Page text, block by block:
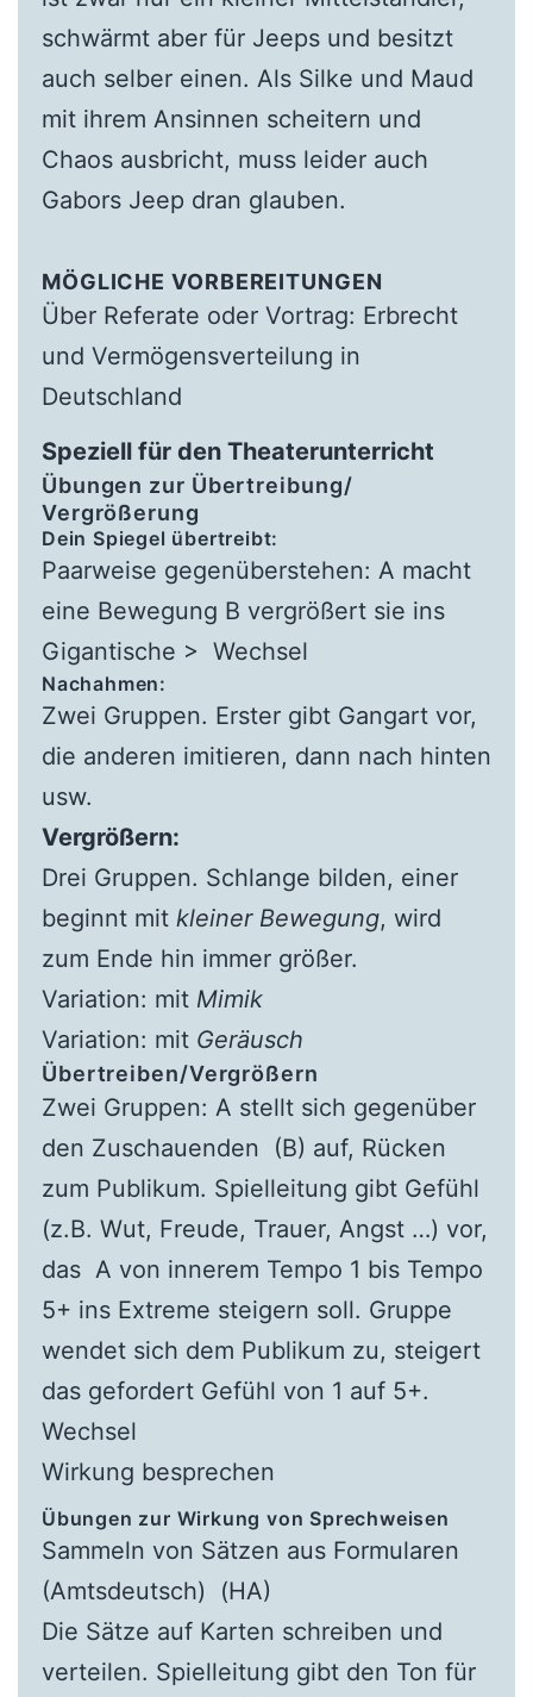
schwärmt aber für Jeeps und besitzt
auch selber einen. Als Silke und Maud
mit ihrem Ansinnen scheitern und
Chaos ausbricht, muss leider auch
Gabors Jeep dran glauben.
MÖGLICHE VORBEREITUNGEN
Über Referate oder Vortrag: Erbrecht
und Vermögensverteilung in
Deutschland
Speziell für den Theaterunterricht
Übungen zur Übertreibung/
Vergrößerung
Dein Spiegel übertreibt:
Paarweise gegenüberstehen: A macht
eine Bewegung B vergrößert sie ins
Gigantische > Wechsel
Nachahmen:
Zwei Gruppen. Erster gibt Gangart vor,
die anderen imitieren, dann nach hinten
usw.
Vergrößern:
Drei Gruppen. Schlange bilden, einer
beginnt mit kleiner Bewegung, wird
zum Ende hin immer größer.
Variation: mit Mimik
Variation: mit Geräusch
Übertreiben/Vergrößern
Zwei Gruppen: A stellt sich gegenüber
den Zuschauenden (B) auf, Rücken
zum Publikum. Spielleitung gibt Gefühl
(z.B. Wut, Freude, Trauer, Angst …) vor,
das A von innerem Tempo 1 bis Tempo
5+ ins Extreme steigern soll. Gruppe
wendet sich dem Publikum zu, steigert
das gefordert Gefühl von 1 auf 5+.
Wechsel
Wirkung besprechen
Übungen zur Wirkung von Sprechweisen
Sammeln von Sätzen aus Formularen
(Amtsdeutsch) (HA)
Die Sätze auf Karten schreiben und
verteilen. Spielleitung gibt den Ton für